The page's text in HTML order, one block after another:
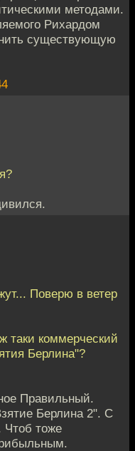
методами.
Рихардом
существующую
Поверю в ветер
таки коммерческий
Берлина"?
Правильный.
Берлина 2". С
Чтоб тоже